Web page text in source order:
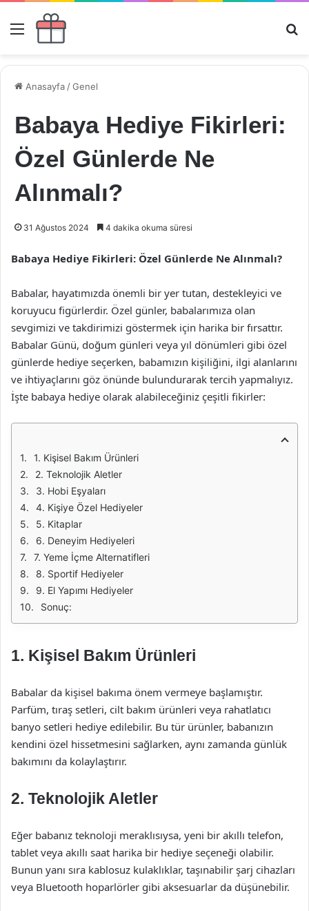
Menü
Anasayfa /Genel
Babaya Hediye Fikirleri:
Özel Günlerde Ne
Alınmalı?
31 Ağustos 2024 4 dakika okuma süresi
Babaya Hediye Fikirleri: Özel Günlerde Ne Alınmalı?
Babalar, hayatımızda önemli bir yer tutan, destekleyici ve
koruyucu figürlerdir. Özel günler, babalarımıza olan
sevgimizi ve takdirimizi göstermek için harika bir fırsattır.
Babalar Günü, doğum günleri veya yıl dönümleri gibi özel
günlerde hediye seçerken, babamızın kişiliğini, ilgi alanlarını
ve ihtiyaçlarını göz önünde bulundurarak tercih yapmalıyız.
İşte babaya hediye olarak alabileceğiniz çeşitli fikirler:
1. Kişisel Bakım Ürünleri
2. Teknolojik Aletler
3. Hobi Eşyaları
4. Kişiye Özel Hediyeler
5. Kitaplar
6. Deneyim Hediyeleri
7. Yeme İçme Alternatifleri
8. Sportif Hediyeler
9. El Yapımı Hediyeler
Sonuç:
1. Kişisel Bakım Ürünleri
Babalar da kişisel bakıma önem vermeye başlamıştır.
Parfüm, tıraş setleri, cilt bakım ürünleri veya rahatlatıcı
banyo setleri hediye edilebilir. Bu tür ürünler, babanızın
kendini özel hissetmesini sağlarken, aynı zamanda günlük
bakımını da kolaylaştırır.
2. Teknolojik Aletler
Eğer babanız teknoloji meraklısıysa, yeni bir akıllı telefon,
tablet veya akıllı saat harika bir hediye seçeneği olabilir.
Bunun yanı sıra kablosuz kulaklıklar, taşınabilir şarj cihazları
veya Bluetooth hoparlörler gibi aksesuarlar da düşünebilir.